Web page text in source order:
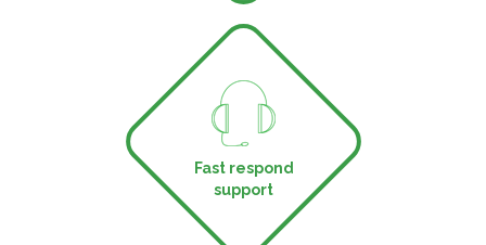
Fast respond
support